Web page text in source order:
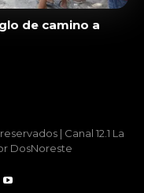
de camino a
| Canal 12.1 La
DosNoreste